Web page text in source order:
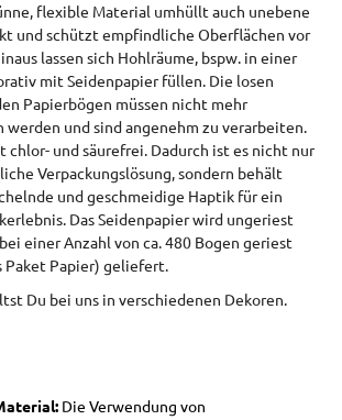
flexible Material umhüllt auch unebene
und schützt empfindliche Oberflächen vor
lassen sich Hohlräume, bspw. in einer
mit Seidenpapier füllen. Die losen
Papierbögen müssen nicht mehr
und sind angenehm zu verarbeiten.
chlor- und säurefrei. Dadurch ist es nicht nur
Verpackungslösung, sondern behält
und geschmeidige Haptik für ein
Das Seidenpapier wird ungeriest
einer Anzahl von ca. 480 Bogen geriest
Paket Papier) geliefert.
Du bei uns in verschiedenen Dekoren.
Die Verwendung von